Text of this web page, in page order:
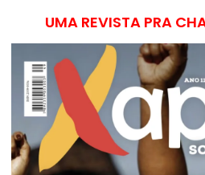
UMA REVISTA PRA